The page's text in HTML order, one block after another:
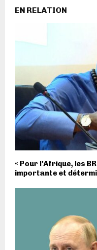
EN RELATION
« Pour l’Afrique, les
importante et